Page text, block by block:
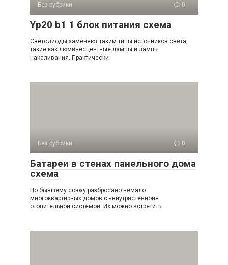
Без рубрики 0
Yp20 b1 1 блок питания схема
Светодиоды заменяют таким типы источников света,
такие как люминесцентные лампы и лампы
накаливания. Практически
Без рубрики 0
Батареи в стенах панельного дома
схема
По бывшему союзу разбросано немало
многоквартирных домов с «внутристенной»
отопительной системой. Их можно встретить